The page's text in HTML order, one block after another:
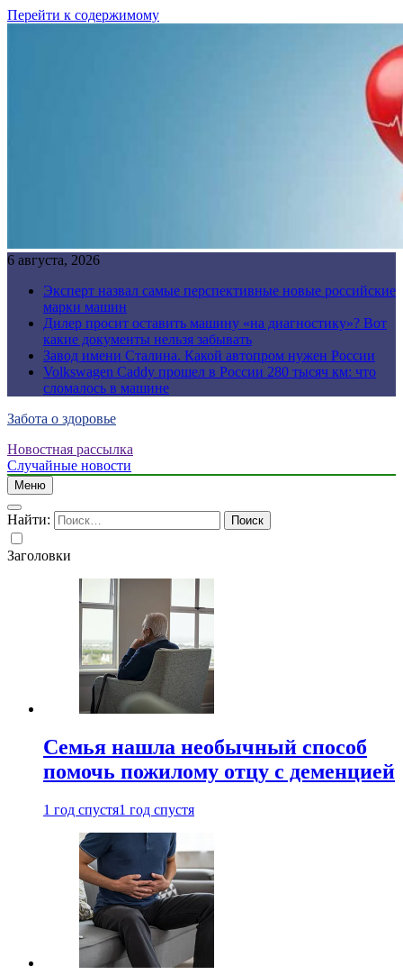
Перейти к содержимому
6 августа, 2026
Эксперт назвал самые перспективные новые российские
марки машин
Дилер просит оставить машину «на диагностику»? Вот
какие документы нельзя забывать
Завод имени Сталина. Какой автопром нужен России
Volkswagen Caddy прошел в России 280 тысяч км: что
сломалось в машине
Забота о здоровье
Новостная рассылка
Случайные новости
Меню
Найти:
Заголовки
Семья нашла необычный способ
помочь пожилому отцу с деменцией
1 год спустя1 год спустя